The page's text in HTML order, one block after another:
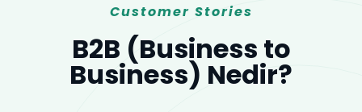
Customer Stories
B2B (Business to
Business) Nedir?